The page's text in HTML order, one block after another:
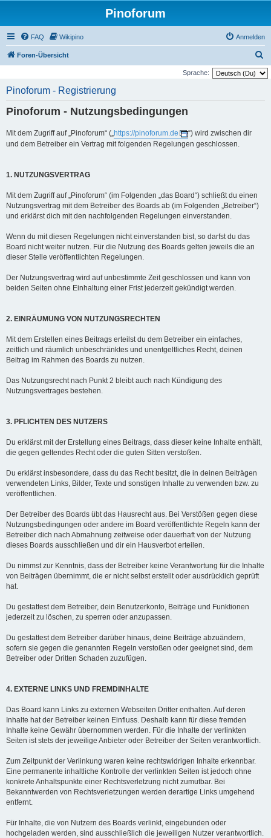
Pinoforum
FAQ Wikipino Anmelden
Foren-Übersicht
u
Sprache:
Pinoforum - Registrierung
Pinoforum - Nutzungsbedingungen
Mit dem Zugriff auf „Pinoforum“ („https://pinoforum.de
“) wird zwischen dir
und dem Betreiber ein Vertrag mit folgenden Regelungen geschlossen.
1. NUTZUNGSVERTRAG
Mit dem Zugriff auf „Pinoforum“ (im Folgenden „das Board“) schließt du einen
Nutzungsvertrag mit dem Betreiber des Boards ab (im Folgenden „Betreiber“)
und erklärst dich mit den nachfolgenden Regelungen einverstanden.
Wenn du mit diesen Regelungen nicht einverstanden bist, so darfst du das
Board nicht weiter nutzen. Für die Nutzung des Boards gelten jeweils die an
dieser Stelle veröffentlichten Regelungen.
Der Nutzungsvertrag wird auf unbestimmte Zeit geschlossen und kann von
beiden Seiten ohne Einhaltung einer Frist jederzeit gekündigt werden.
2. EINRÄUMUNG VON NUTZUNGSRECHTEN
Mit dem Erstellen eines Beitrags erteilst du dem Betreiber ein einfaches,
zeitlich und räumlich unbeschränktes und unentgeltliches Recht, deinen
Beitrag im Rahmen des Boards zu nutzen.
Das Nutzungsrecht nach Punkt 2 bleibt auch nach Kündigung des
Nutzungsvertrages bestehen.
3. PFLICHTEN DES NUTZERS
Du erklärst mit der Erstellung eines Beitrags, dass dieser keine Inhalte enthält,
die gegen geltendes Recht oder die guten Sitten verstoßen.
Du erklärst insbesondere, dass du das Recht besitzt, die in deinen Beiträgen
verwendeten Links, Bilder, Texte und sonstigen Inhalte zu verwenden bzw. zu
veröffentlichen.
Der Betreiber des Boards übt das Hausrecht aus. Bei Verstößen gegen diese
Nutzungsbedingungen oder andere im Board veröffentlichte Regeln kann der
Betreiber dich nach Abmahnung zeitweise oder dauerhaft von der Nutzung
dieses Boards ausschließen und dir ein Hausverbot erteilen.
Du nimmst zur Kenntnis, dass der Betreiber keine Verantwortung für die Inhalte
von Beiträgen übernimmt, die er nicht selbst erstellt oder ausdrücklich geprüft
hat.
Du gestattest dem Betreiber, dein Benutzerkonto, Beiträge und Funktionen
jederzeit zu löschen, zu sperren oder anzupassen.
Du gestattest dem Betreiber darüber hinaus, deine Beiträge abzuändern,
sofern sie gegen die genannten Regeln verstoßen oder geeignet sind, dem
Betreiber oder Dritten Schaden zuzufügen.
4. EXTERNE LINKS UND FREMDINHALTE
Das Board kann Links zu externen Webseiten Dritter enthalten. Auf deren
Inhalte hat der Betreiber keinen Einfluss. Deshalb kann für diese fremden
Inhalte keine Gewähr übernommen werden. Für die Inhalte der verlinkten
Seiten ist stets der jeweilige Anbieter oder Betreiber der Seiten verantwortlich.
Zum Zeitpunkt der Verlinkung waren keine rechtswidrigen Inhalte erkennbar.
Eine permanente inhaltliche Kontrolle der verlinkten Seiten ist jedoch ohne
konkrete Anhaltspunkte einer Rechtsverletzung nicht zumutbar. Bei
Bekanntwerden von Rechtsverletzungen werden derartige Links umgehend
entfernt.
Für Inhalte, die von Nutzern des Boards verlinkt, eingebunden oder
hochgeladen werden, sind ausschließlich die jeweiligen Nutzer verantwortlich.